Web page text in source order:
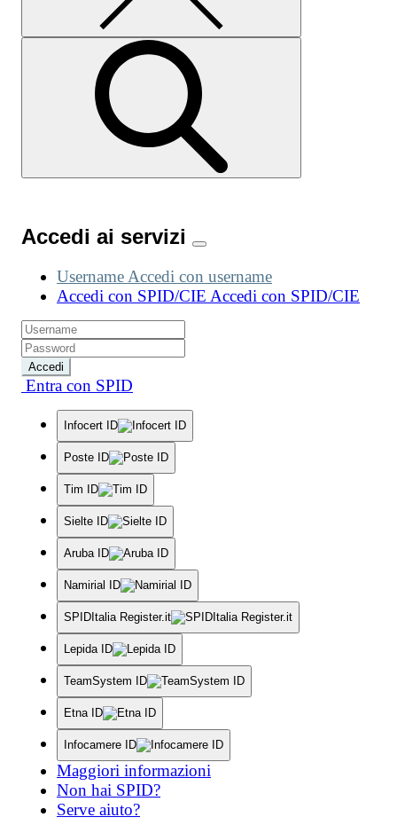
Accedi ai servizi
Username Accedi con username
Accedi con SPID/CIE Accedi con SPID/CIE
Accedi
Entra con SPID
Infocert ID
Poste ID
Tim ID
Sielte ID
Aruba ID
Namirial ID
SPIDItalia Register.it
Lepida ID
TeamSystem ID
Etna ID
Infocamere ID
Maggiori informazioni
Non hai SPID?
Serve aiuto?